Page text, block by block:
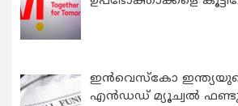
ഇന്‍വെസ്കോ
എന്‍ഡഡ് മ്യൂച്വല്‍